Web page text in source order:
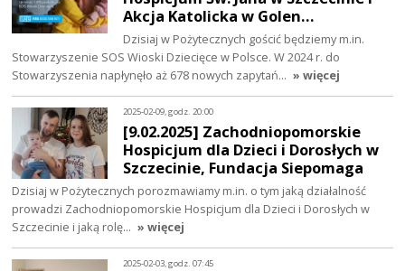
Akcja Katolicka w Golen…
Dzisiaj w Pożytecznych gościć będziemy m.in.
Stowarzyszenie SOS Wioski Dziecięce w Polsce. W 2024 r. do
Stowarzyszenia napłynęło aż 678 nowych zapytań… » więcej
2025-02-09, godz. 20:00
[9.02.2025] Zachodniopomorskie
Hospicjum dla Dzieci i Dorosłych w
Szczecinie, Fundacja Siepomaga
Dzisiaj w Pożytecznych porozmawiamy m.in. o tym jaką działalność
prowadzi Zachodniopomorskie Hospicjum dla Dzieci i Dorosłych w
Szczecinie i jaką rolę… » więcej
2025-02-03, godz. 07:45